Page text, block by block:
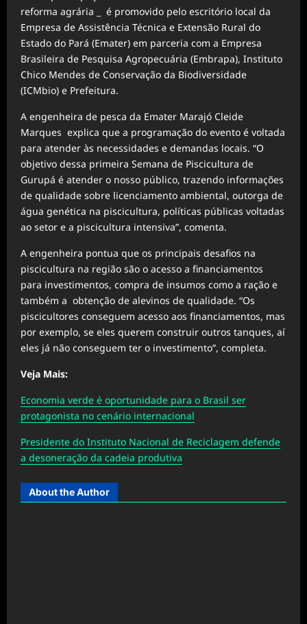
reforma agrária _ é promovido pelo escritório local da
Empresa de Assistência Técnica e Extensão Rural do
Estado do Pará (Emater) em parceria com a Empresa
Brasileira de Pesquisa Agropecuária (Embrapa), Instituto
Chico Mendes de Conservação da Biodiversidade
(ICMbio) e Prefeitura.
A engenheira de pesca da Emater Marajó Cleide
Marques explica que a programação do evento é voltada
para atender às necessidades e demandas locais. “O
objetivo dessa primeira Semana de Piscicultura de
Gurupá é atender o nosso público, trazendo informações
de qualidade sobre licenciamento ambiental, outorga de
água genética na piscicultura, políticas públicas voltadas
ao setor e a piscicultura intensiva”, comenta.
A engenheira pontua que os principais desafios na
piscicultura na região são o acesso a financiamentos
para investimentos, compra de insumos como a ração e
também a obtenção de alevinos de qualidade. “Os
piscicultores conseguem acesso aos financiamentos, mas
por exemplo, se eles querem construir outros tanques, aí
eles já não conseguem ter o investimento”, completa.
Veja Mais:
Economia verde é oportunidade para o Brasil ser
protagonista no cenário internacional
Presidente do Instituto Nacional de Reciclagem defende
a desoneração da cadeia produtiva
About the Author